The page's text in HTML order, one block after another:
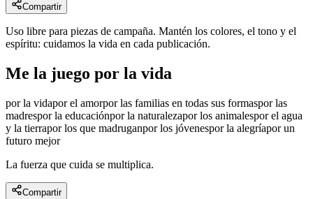
Compartir
Uso libre para piezas de campaña. Mantén los colores, el tono y el
espíritu: cuidamos la vida en cada publicación.
Me la juego por la vida
por la vidapor el amorpor las familias en todas sus formaspor las
madrespor la educaciónpor la naturalezapor los animalespor el agua
y la tierrapor los que madruganpor los jóvenespor la alegríapor un
futuro mejor
La fuerza que cuida se multiplica.
Compartir